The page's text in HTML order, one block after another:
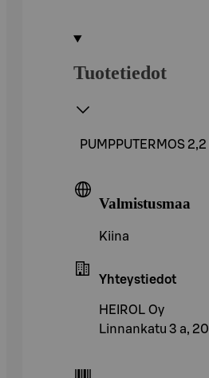
Tuotetiedot
PUMPPUTERMOS
Valmistusmaa
Kiina
Yhteystiedot
HEIROL Oy
Linnankatu 3 a,